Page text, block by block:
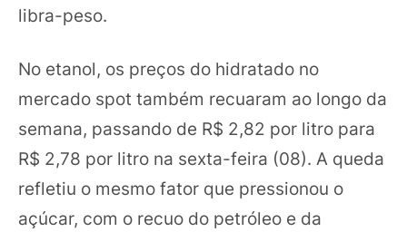
libra-peso.
No etanol, os preços do hidratado no
mercado spot também recuaram ao longo da
semana, passando de R$ 2,82 por litro para
R$ 2,78 por litro na sexta-feira (08). A queda
refletiu o mesmo fator que pressionou o
açúcar, com o recuo do petróleo e da